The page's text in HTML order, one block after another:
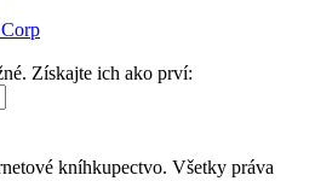
Získajte ich ako prví:
kníhkupectvo. Všetky práva